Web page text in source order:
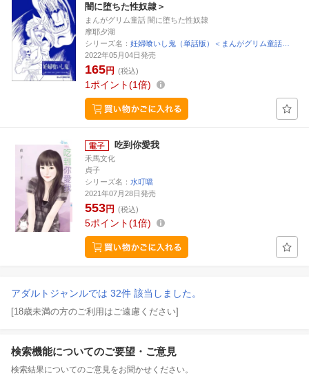
闇に堕ちた性奴隷＞
まんがグリム童話 闇に堕ちた性奴隷
摩耶夕湖
シリーズ名： 妊婦喰いし鬼（単話版）＜まんがグリム童話…
2022年05月04日発売
165円 (税込)
1 ポイント 1倍
吃到你愛我
禾馬文化
貞子
シリーズ名： 水叮噹
2021年07月28日発売
553円 (税込)
5ポイント 1倍
アダルトジャンルでは 32件 該当しました。
[18歳未満の方のご利用はご遠慮ください]
検索機能についてのご要望・ご意見
検索結果についてのご意見をお聞かせください。